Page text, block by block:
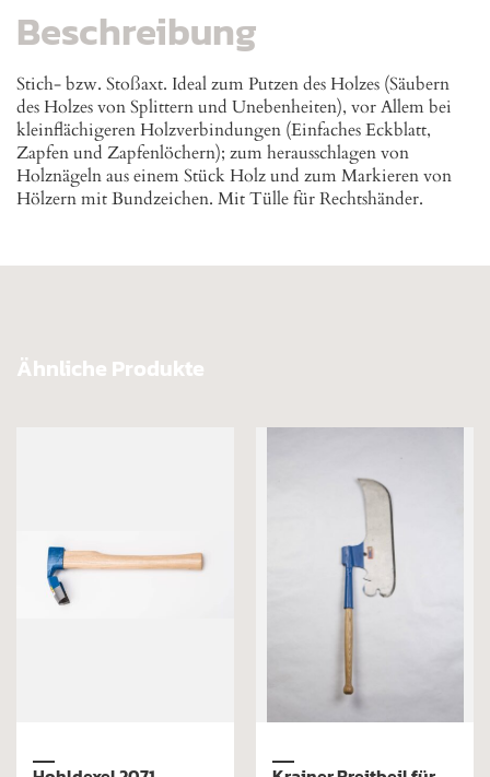
Beschreibung
Stich- bzw. Stoßaxt. Ideal zum Putzen des Holzes (Säubern
des Holzes von Splittern und Unebenheiten), vor Allem bei
kleinflächigeren Holzverbindungen (Einfaches Eckblatt,
Zapfen und Zapfenlöchern); zum herausschlagen von
Holznägeln aus einem Stück Holz und zum Markieren von
Hölzern mit Bundzeichen. Mit Tülle für Rechtshänder.
Ähnliche Produkte